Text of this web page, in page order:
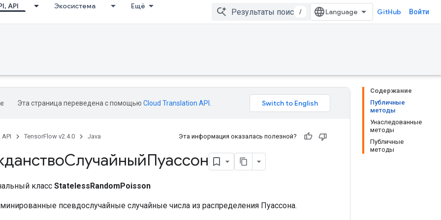
API Экосистема Ещё
/ GitHub Войти
Содержание
Публичные
методы
Унаследованные
методы
Публичные
методы
Эта страница переведена с помощью Cloud Translation API
API TensorFlow v2.4.0 Java Эта информация оказалась полезной?
класс StatelessRandomPoisson
псевдослучайные случайные числа из распределения Пуассона.